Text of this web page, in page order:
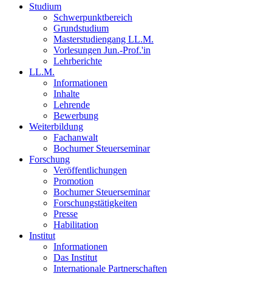
Studium
Schwerpunktbereich
Grundstudium
Masterstudiengang LL.M.
Vorlesungen Jun.-Prof.'in
Lehrberichte
LL.M.
Informationen
Inhalte
Lehrende
Bewerbung
Weiterbildung
Fachanwalt
Bochumer Steuerseminar
Forschung
Veröffentlichungen
Promotion
Bochumer Steuerseminar
Forschungstätigkeiten
Presse
Habilitation
Institut
Informationen
Das Institut
Internationale Partnerschaften